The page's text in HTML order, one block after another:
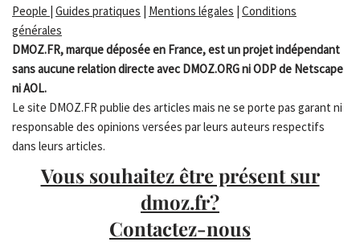
People | Guides pratiques | Mentions légales | Conditions
générales
DMOZ.FR, marque déposée en France, est un projet indépendant
sans aucune relation directe avec DMOZ.ORG ni ODP de Netscape
ni AOL.
Le site DMOZ.FR publie des articles mais ne se porte pas garant ni
responsable des opinions versées par leurs auteurs respectifs
dans leurs articles.
Vous souhaitez être présent sur
dmoz.fr?
Contactez-nous